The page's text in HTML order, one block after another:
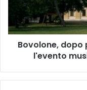
domani
ritorna
l'evento
musicale
"Froggie
Bovolone, dopo
l'evento